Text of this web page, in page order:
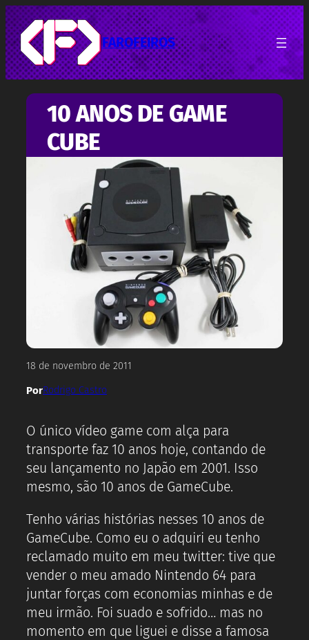
Pular
para
o
conteúdo
FAROFEIROS
10 ANOS DE GAME
CUBE
18 de novembro de 2011
PorRodrigo Castro
O único vídeo game com alça para
transporte faz 10 anos hoje, contando de
seu lançamento no Japão em 2001. Isso
mesmo, são 10 anos de GameCube.
Tenho várias histórias nesses 10 anos de
GameCube. Como eu o adquiri eu tenho
reclamado muito em meu twitter: tive que
vender o meu amado Nintendo 64 para
juntar forças com economias minhas e de
meu irmão. Foi suado e sofrido… mas no
momento em que liguei e disse a famosa